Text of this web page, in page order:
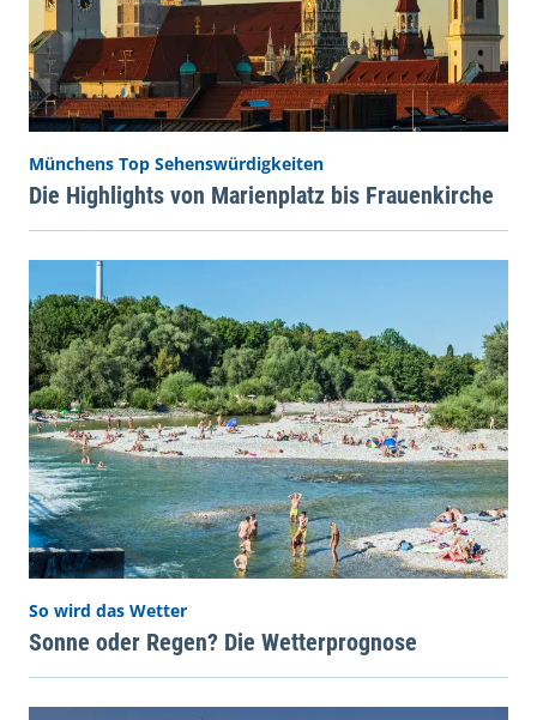
Münchens Top Sehenswürdigkeiten
Die Highlights von Marienplatz bis Frauenkirche
So wird das Wetter
Sonne oder Regen? Die Wetterprognose